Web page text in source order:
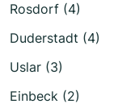
Rosdorf (4)
Duderstadt (4)
Uslar (3)
Einbeck (2)